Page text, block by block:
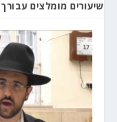
שיעורים מומלצים עבורך